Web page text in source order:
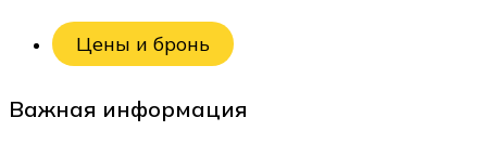
Цены и бронь
Важная информация